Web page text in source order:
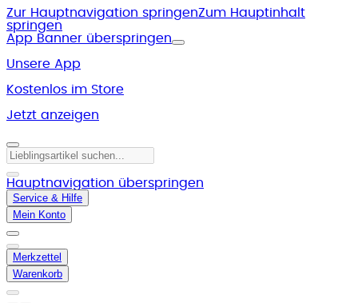
Zur Hauptnavigation springenZum Hauptinhalt
springen
App Banner überspringen
Unsere App
Kostenlos im Store
Jetzt anzeigen
Hauptnavigation überspringen
Service & Hilfe
Mein Konto
Merkzettel
Warenkorb